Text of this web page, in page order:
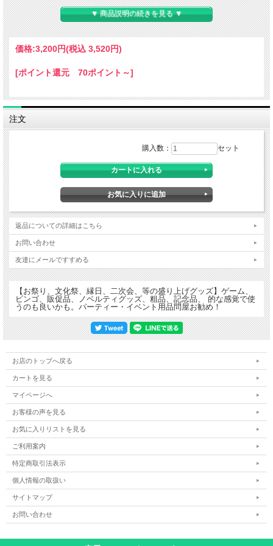
変色手持ち花火。
▼ 商品説明の続きを見る ▼
価格:3,200円(税込 3,520円)
[ポイント還元 70ポイント～]
注文
購入数： セット
返品についての詳細はこちら
お問い合わせ
友達にメールですすめる
【お祭り、文化祭、縁日、二次会、等の盛り上げグッズ】ゲーム、
ビンゴ、販促品、ノベルティグッズ、粗品、記念品、 的な感覚で使
うのも良いかも。パーティー・イベント用品問屋お勧め！
お店のトップへ戻る
カートを見る
マイページへ
お客様の声を見る
お気に入りリストを見る
ご利用案内
特定商取引法表示
個人情報の取扱い
サイトマップ
お問い合わせ